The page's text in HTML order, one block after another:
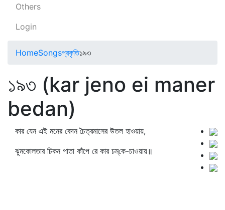
Others
Login
HomeSongsপ্রকৃতি১৯৩
১৯৩ (kar jeno ei maner
bedan)
কার যেন এই মনের বেদন চৈত্রমাসের উতল হাওয়ায়,
ঝুমকোলতার চিকন পাতা কাঁপে রে কার চম্‌কে-চাওয়ায়॥